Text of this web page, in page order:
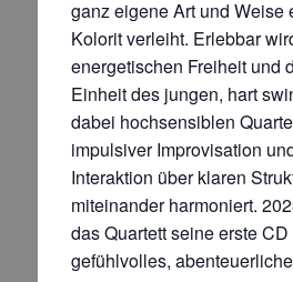
ganz eigene Art und Weise
Kolorit verleiht. Erlebbar
energetischen Freiheit und
Einheit des jungen, hart
dabei hochsensiblen
impulsiver Improvisation
Interaktion über klaren
miteinander harmoniert.
das Quartett seine erste CD
gefühlvolles,